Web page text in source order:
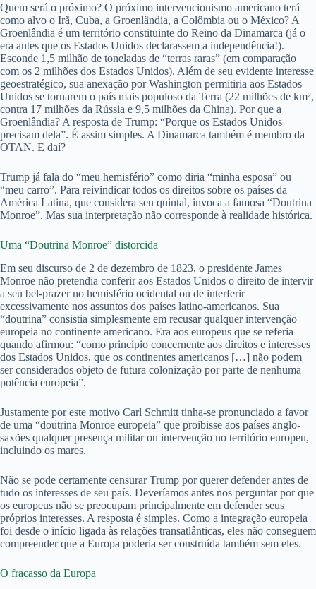
Quem será o próximo? O próximo intervencionismo americano terá
como alvo o Irã, Cuba, a Groenlândia, a Colômbia ou o México? A
Groenlândia é um território constituinte do Reino da Dinamarca (já o
era antes que os Estados Unidos declarassem a independência!).
Esconde 1,5 milhão de toneladas de “terras raras” (em comparação
com os 2 milhões dos Estados Unidos). Além de seu evidente interesse
geoestratégico, sua anexação por Washington permitiria aos Estados
Unidos se tornarem o país mais populoso da Terra (22 milhões de km²,
contra 17 milhões da Rússia e 9,5 milhões da China). Por que a
Groenlândia? A resposta de Trump: “Porque os Estados Unidos
precisam dela”. É assim simples. A Dinamarca também é membro da
OTAN. E daí?
Trump já fala do “meu hemisfério” como diria “minha esposa” ou
“meu carro”. Para reivindicar todos os direitos sobre os países da
América Latina, que considera seu quintal, invoca a famosa “Doutrina
Monroe”. Mas sua interpretação não corresponde à realidade histórica.
Uma “Doutrina Monroe” distorcida
Em seu discurso de 2 de dezembro de 1823, o presidente James
Monroe não pretendia conferir aos Estados Unidos o direito de intervir
a seu bel-prazer no hemisfério ocidental ou de interferir
excessivamente nos assuntos dos países latino-americanos. Sua
“doutrina” consistia simplesmente em recusar qualquer intervenção
europeia no continente americano. Era aos europeus que se referia
quando afirmou: “como princípio concernente aos direitos e interesses
dos Estados Unidos, que os continentes americanos […] não podem
ser considerados objeto de futura colonização por parte de nenhuma
potência europeia”.
Justamente por este motivo Carl Schmitt tinha-se pronunciado a favor
de uma “doutrina Monroe europeia” que proibisse aos países anglo-
saxões qualquer presença militar ou intervenção no território europeu,
incluindo os mares.
Não se pode certamente censurar Trump por querer defender antes de
tudo os interesses de seu país. Deveríamos antes nos perguntar por que
os europeus não se preocupam principalmente em defender seus
próprios interesses. A resposta é simples. Como a integração europeia
foi desde o início ligada às relações transatlânticas, eles não conseguem
compreender que a Europa poderia ser construída também sem eles.
O fracasso da Europa